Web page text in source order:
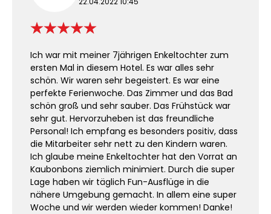
Ich war mit meiner 7jährigen Enkeltochter zum
ersten Mal in diesem Hotel. Es war alles sehr
schön. Wir waren sehr begeistert. Es war eine
perfekte Ferienwoche. Das Zimmer und das Bad
schön groß und sehr sauber. Das Frühstück war
sehr gut. Hervorzuheben ist das freundliche
Personal! Ich empfang es besonders positiv, dass
die Mitarbeiter sehr nett zu den Kindern waren.
Ich glaube meine Enkeltochter hat den Vorrat an
Kaubonbons ziemlich minimiert. Durch die super
Lage haben wir täglich Fun-Ausflüge in die
nähere Umgebung gemacht. In allem eine super
Woche und wir werden wieder kommen! Danke!